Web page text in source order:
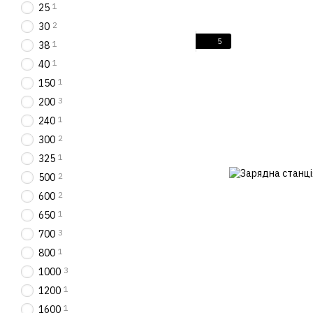
5
25 1
30 2
38 1
40 1
150 1
200 3
240 1
300 2
325 1
500 2
600 2
650 1
700 3
800 1
1000 3
1200 1
1600 1